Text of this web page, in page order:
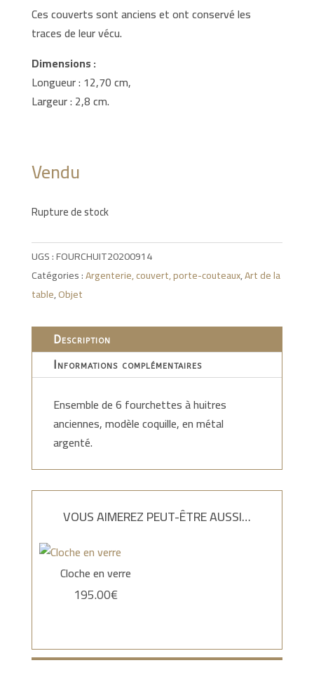
Ces couverts sont anciens et ont conservé les
traces de leur vécu.
Dimensions :
Longueur : 12,70 cm,
Largeur : 2,8 cm.
Vendu
Rupture de stock
UGS :FOURCHUIT20200914
Catégories :Argenterie, couvert, porte-couteaux,Art de la
table,Objet
Description
Informations complémentaires
Ensemble de 6 fourchettes à huitres
anciennes, modèle coquille, en métal
argenté.
VOUS AIMEREZ PEUT-ÊTRE AUSSI…
Cloche en verre
195.00€